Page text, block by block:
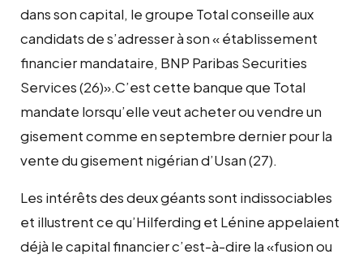
dans son capital, le groupe Total conseille aux
candidats de s’adresser à son « établissement
financier mandataire, BNP Paribas Securities
Services (26)».C’est cette banque que Total
mandate lorsqu’elle veut acheter ou vendre un
gisement comme en septembre dernier pour la
vente du gisement nigérian d’Usan (27).
Les intérêts des deux géants sont indissociables
et illustrent ce qu’Hilferding et Lénine appelaient
déjà le capital financier c’est-à-dire la «fusion ou